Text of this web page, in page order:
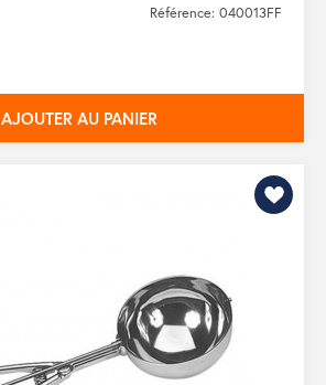
Référence: 040013FF
AJOUTER AU PANIER